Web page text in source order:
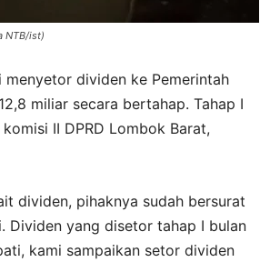
NTB/ist)
menyetor dividen ke Pemerintah
miliar secara bertahap. Tahap I
II DPRD Lombok Barat,
dividen, pihaknya sudah bersurat
Dividen yang disetor tahap I bulan
kami sampaikan setor dividen